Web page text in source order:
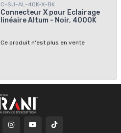
C-SU-AL-40K-X-BK
Connecteur X pour Éclairage
linéaire Altum - Noir, 4000K
Ce produit n'est plus en vente